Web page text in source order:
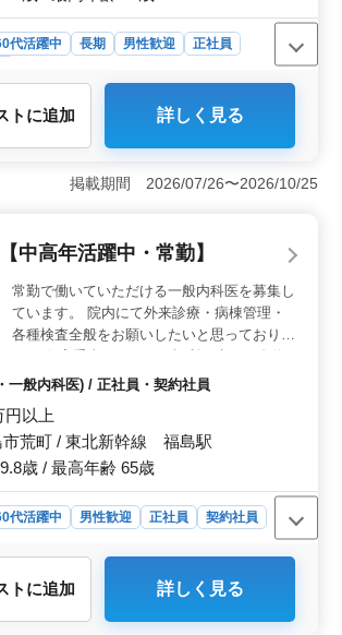
代活躍中 長期 男性歓迎
正社員
ント
化器内科をはじめ、多岐にわたる診療
幅広い医療領域に携わることができ、専
る環境です。 ＜シニア医師活躍の場
医師も活躍中です。経験豊富な医師と共
度は充実しております。メリハリのある
ト に追加 詳しく見る
掲載期間 2026/07/26〜2026/10/25
中高年活躍中・常勤】
常勤で働いていただける一般内科医を募集し
ています。 院内にて外来診療・病棟管理・
各種検査全般をお願いしたいと思っておりま
が御座います。 （交通費全額支給、保育所
一般内科医) / 正社員・契約社員
円以上
市荒町 / 東北新幹線 福島駅
歳 / 最高年齢 65歳
代活躍中 男性歓迎 正社員
契約社員
ント
る環境＞ 一般内科の10年以上の経験を
めています。外来診療から病棟管理ま
ト に追加 詳しく見る